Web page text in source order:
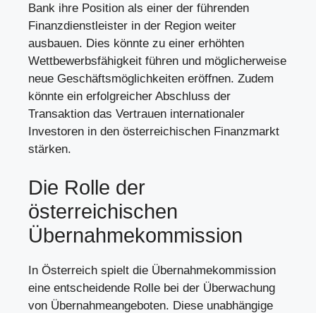
Bank ihre Position als einer der führenden
Finanzdienstleister in der Region weiter
ausbauen. Dies könnte zu einer erhöhten
Wettbewerbsfähigkeit führen und möglicherweise
neue Geschäftsmöglichkeiten eröffnen. Zudem
könnte ein erfolgreicher Abschluss der
Transaktion das Vertrauen internationaler
Investoren in den österreichischen Finanzmarkt
stärken.
Die Rolle der
österreichischen
Übernahmekommission
In Österreich spielt die Übernahmekommission
eine entscheidende Rolle bei der Überwachung
von Übernahmeangeboten. Diese unabhängige